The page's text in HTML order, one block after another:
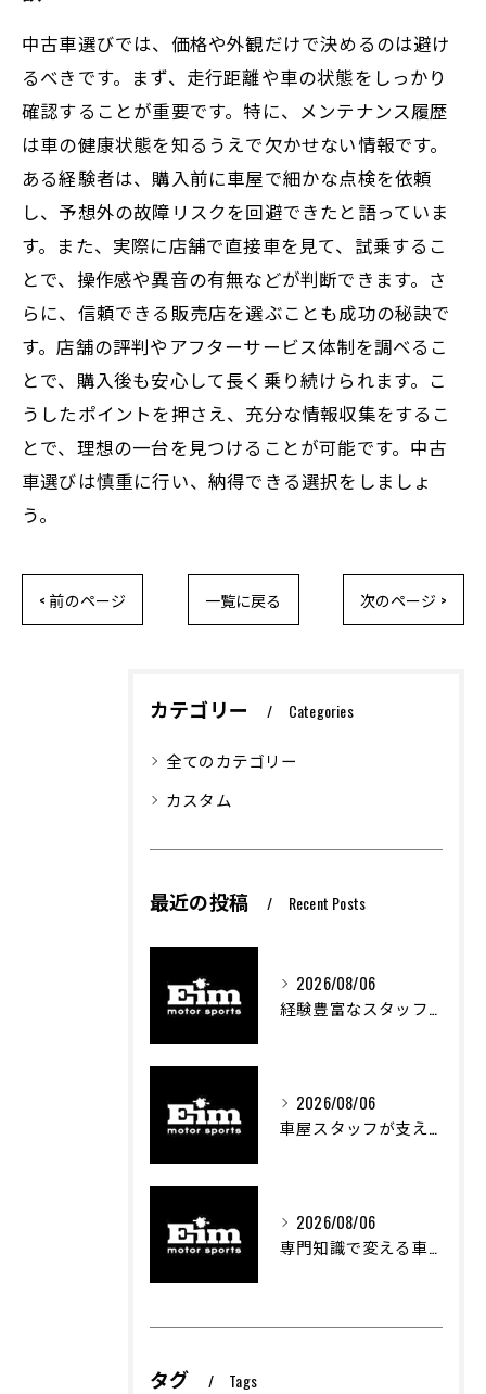
中古車選びでは、価格や外観だけで決めるのは避け
るべきです。まず、走行距離や車の状態をしっかり
確認することが重要です。特に、メンテナンス履歴
は車の健康状態を知るうえで欠かせない情報です。
ある経験者は、購入前に車屋で細かな点検を依頼
し、予想外の故障リスクを回避できたと語っていま
す。また、実際に店舗で直接車を見て、試乗するこ
とで、操作感や異音の有無などが判断できます。さ
らに、信頼できる販売店を選ぶことも成功の秘訣で
す。店舗の評判やアフターサービス体制を調べるこ
とで、購入後も安心して長く乗り続けられます。こ
うしたポイントを押さえ、充分な情報収集をするこ
とで、理想の一台を見つけることが可能です。中古
車選びは慎重に行い、納得できる選択をしましょ
う。
< 前のページ 一覧に戻る 次のページ >
カテゴリー Categories
全てのカテゴリー
カスタム
最近の投稿 Recent Posts
2026/08/06
経験豊富なスタッフが支える車屋のカスタム技術
2026/08/06
車屋スタッフが支える車両カスタムの魅力と技術
2026/08/06
専門知識で変える車屋のカスタム体験
タグ Tags